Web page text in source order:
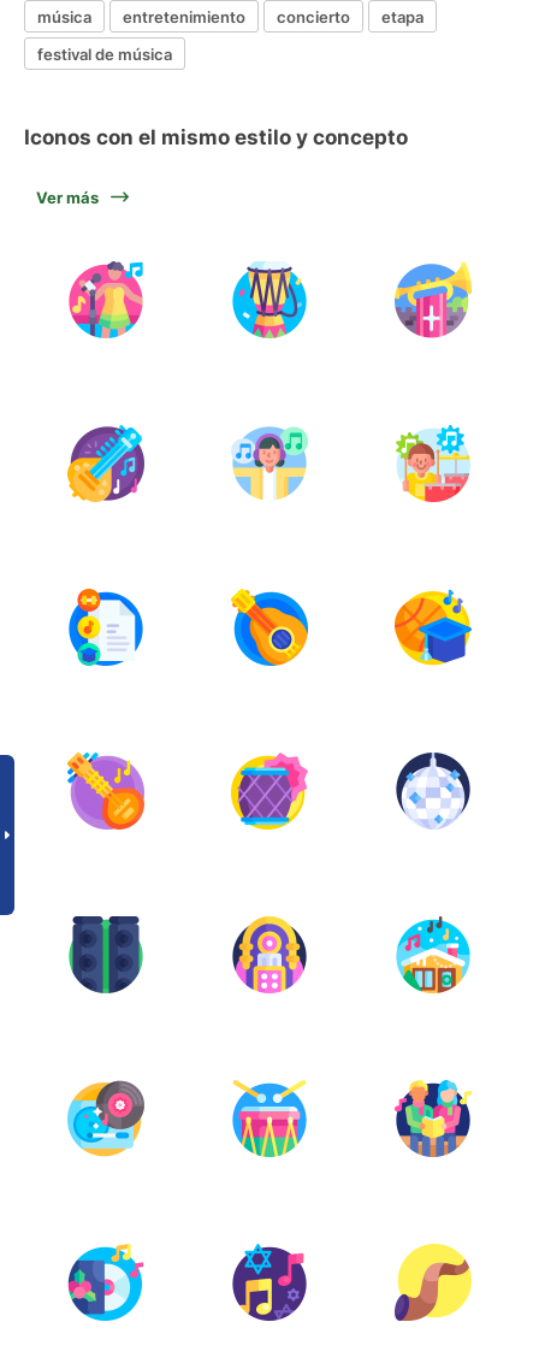
música entretenimiento concierto
etapa
festival de música
Iconos con el mismo estilo y concepto
Ver más